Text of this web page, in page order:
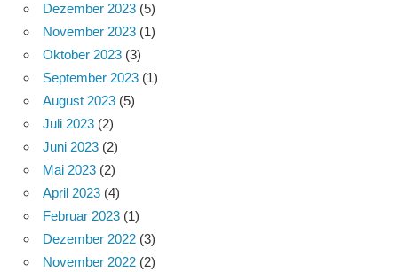
Dezember 2023 (5)
November 2023 (1)
Oktober 2023 (3)
September 2023 (1)
August 2023 (5)
Juli 2023 (2)
Juni 2023 (2)
Mai 2023 (2)
April 2023 (4)
Februar 2023 (1)
Dezember 2022 (3)
November 2022 (2)